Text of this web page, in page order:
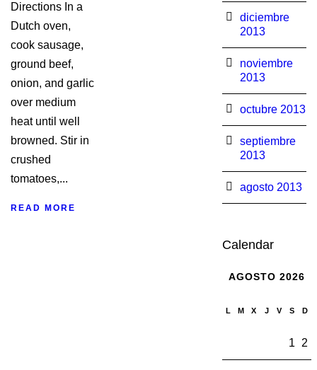
Directions In a
Dutch oven,
cook sausage,
ground beef,
onion, and garlic
over medium
heat until well
browned. Stir in
crushed
tomatoes,...
READ MORE
diciembre
2013
noviembre
2013
octubre 2013
septiembre
2013
agosto 2013
Calendar
AGOSTO 2026
L M X J V S D
1 2